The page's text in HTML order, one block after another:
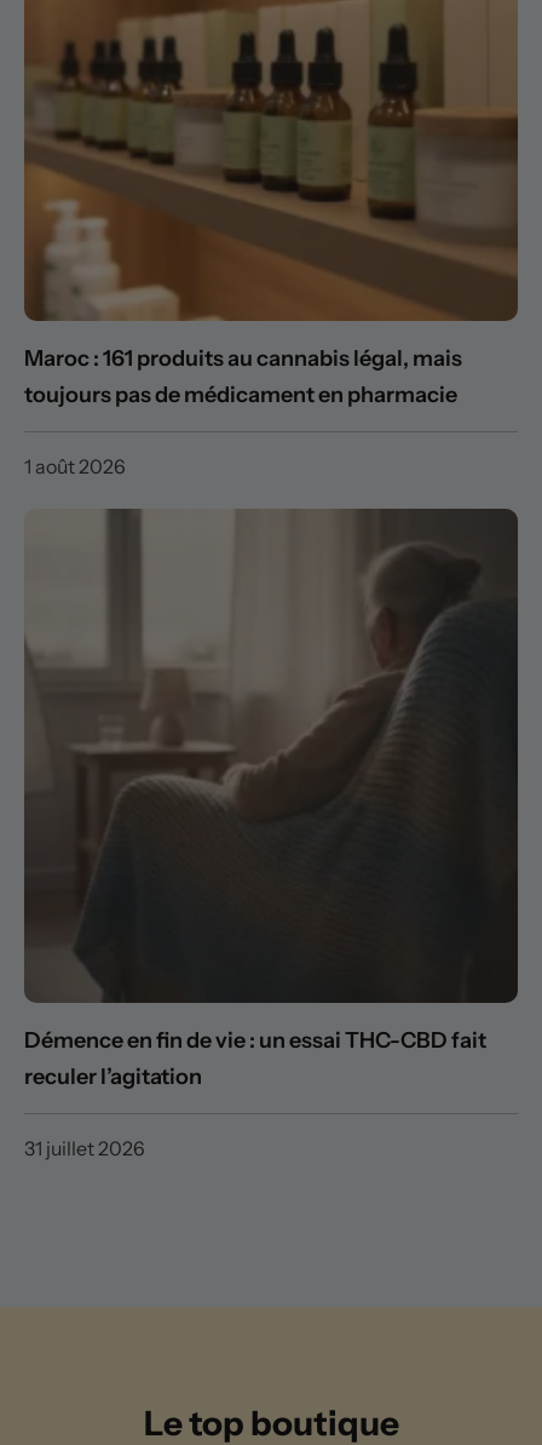
Maroc : 161 produits au cannabis légal, mais
toujours pas de médicament en pharmacie
1 août 2026
Démence en fin de vie : un essai THC-CBD fait
reculer l’agitation
31 juillet 2026
Le top boutique